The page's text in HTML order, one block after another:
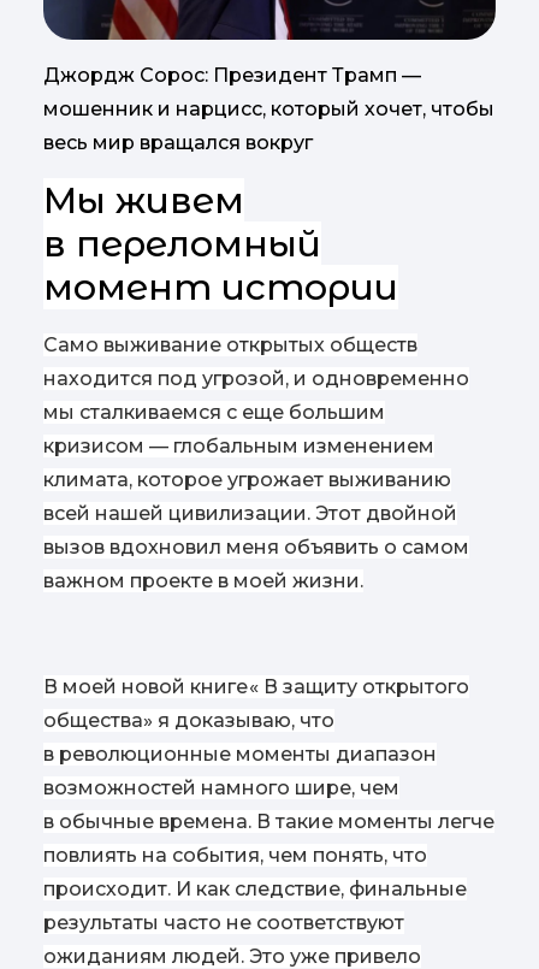
Джордж Сорос: Президент Трамп —
мошенник и нарцисс, который хочет, чтобы
весь мир вращался вокруг
Мы живем
в переломный
момент истории
Само выживание открытых обществ
находится под угрозой, и одновременно
мы сталкиваемся с еще большим
кризисом — глобальным изменением
климата, которое угрожает выживанию
всей нашей цивилизации. Этот двойной
вызов вдохновил меня объявить о самом
важном проекте в моей жизни.
В моей новой книге
« В защиту открытого
общества» я доказываю, что
в революционные моменты диапазон
возможностей намного шире, чем
в обычные времена. В такие моменты легче
повлиять на события, чем понять, что
происходит. И как следствие, финальные
результаты часто не соответствуют
ожиданиям людей. Это уже привело